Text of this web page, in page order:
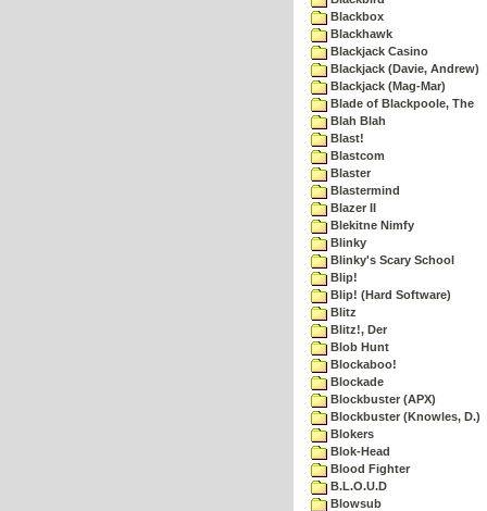
Blackbox
Blackhawk
Blackjack Casino
Blackjack (Davie, Andrew)
Blackjack (Mag-Mar)
Blade of Blackpoole, The
Blah Blah
Blast!
Blastcom
Blaster
Blastermind
Blazer II
Blekitne Nimfy
Blinky
Blinky's Scary School
Blip!
Blip! (Hard Software)
Blitz
Blitz!, Der
Blob Hunt
Blockaboo!
Blockade
Blockbuster (APX)
Blockbuster (Knowles, D.)
Blokers
Blok-Head
Blood Fighter
B.L.O.U.D
Blowsub